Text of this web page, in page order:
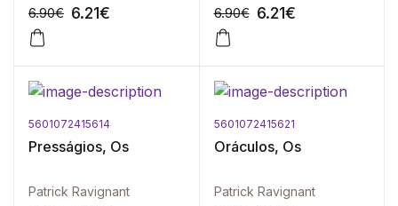
6.90€ 6.21€ 6.90€ 6.21€
5601072415614
Presságios, Os
Patrick Ravignant
5601072415621
Oráculos, Os
Patrick Ravignant